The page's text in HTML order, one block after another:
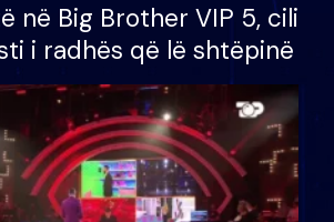
në Big Brother VIP 5, cili
i radhës që lë shtëpinë